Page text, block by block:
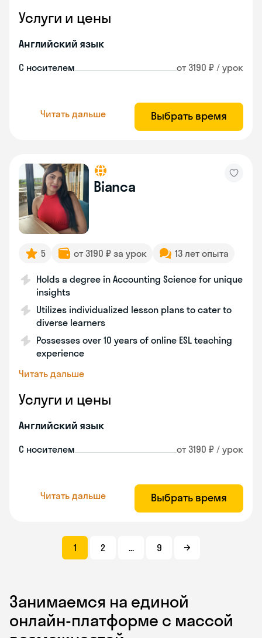
Услуги и цены
Английский язык
С носителем от 3190 ₽ / урок
Читать дальше Выбрать время
Bianca
5 от 3190 ₽ за урок 13 лет опыта
Holds a degree in Accounting Science for unique
insights
Utilizes individualized lesson plans to cater to
diverse learners
Possesses over 10 years of online ESL teaching
experience
Читать дальше
Услуги и цены
Английский язык
С носителем от 3190 ₽ / урок
Читать дальше Выбрать время
1 2 ... 9
Занимаемся на единой
онлайн-платформе с массой